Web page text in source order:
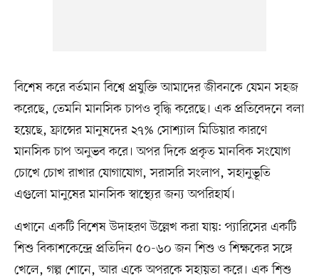
বিশেষ করে বর্তমান বিশ্বে প্রযুক্তি আমাদের জীবনকে যেমন সহজ
করেছে, তেমনি মানসিক চাপও বৃদ্ধি করেছে। এক প্রতিবেদনে বলা
হয়েছে, ফ্রান্সের মানুষদের ২৭% সোশ্যাল মিডিয়ার কারণে
মানসিক চাপ অনুভব করে। অপর দিকে প্রকৃত মানবিক সংযোগ
চোখে চোখ রাখার যোগাযোগ, সরাসরি সংলাপ, সহানুভূতি
এগুলো মানুষের মানসিক স্বাস্থ্যের জন্য অপরিহার্য।
এখানে একটি বিশেষ উদাহরণ উল্লেখ করা যায়: প্যারিসের একটি
শিশু বিকাশকেন্দ্রে প্রতিদিন ৫০-৬০ জন শিশু ও শিক্ষকের সঙ্গে
খেলে, গল্প শোনে, আর একে অপরকে সহায়তা করে। এক শিশু